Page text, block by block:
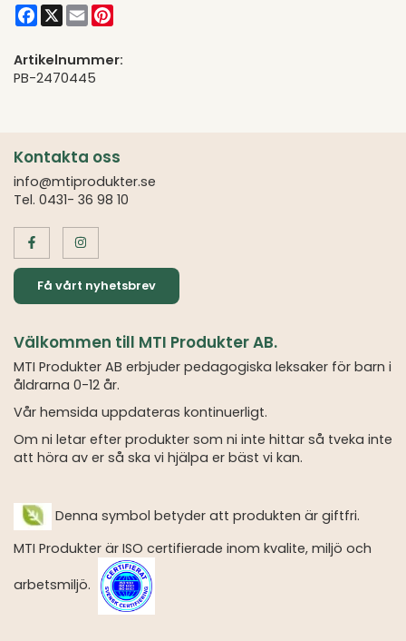
Facebook
X Email
Artikelnummer:
PB-2470445
Kontakta oss
info@mtiprodukter.se
Tel. 0431- 36 98 10
Få vårt nyhetsbrev
Välkommen till MTI Produkter AB.
MTI Produkter AB erbjuder pedagogiska leksaker för barn i
åldrarna 0-12 år.
Vår hemsida uppdateras kontinuerligt.
Om ni letar efter produkter som ni inte hittar så tveka inte
att höra av er så ska vi hjälpa er bäst vi kan.
Denna symbol betyder att produkten är giftfri.
MTI Produkter är ISO certifierade inom kvalite, miljö och
arbetsmiljö.